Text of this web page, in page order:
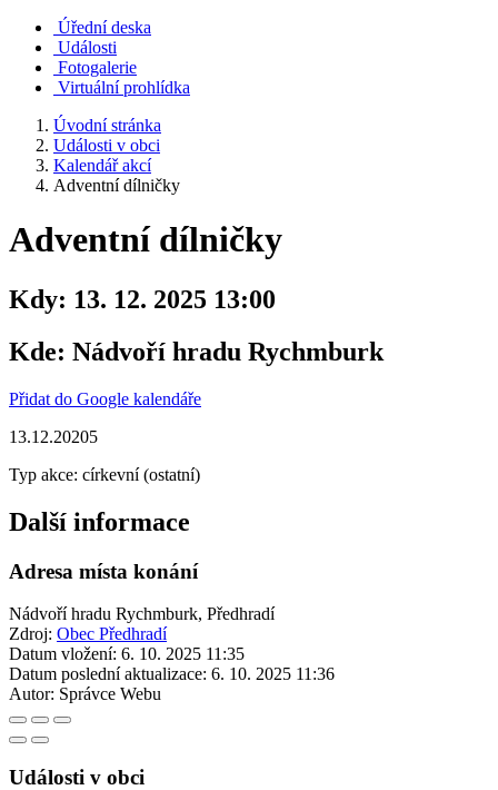
Úřední deska
Události
Fotogalerie
Virtuální prohlídka
Úvodní stránka
Události v obci
Kalendář akcí
Adventní dílničky
Adventní dílničky
Kdy: 13. 12. 2025 13:00
Kde: Nádvoří hradu Rychmburk
Přidat do Google kalendáře
13.12.20205
Typ akce: církevní (ostatní)
Další informace
Adresa místa konání
Nádvoří hradu Rychmburk, Předhradí
Zdroj: Obec Předhradí
Datum vložení: 6. 10. 2025 11:35
Datum poslední aktualizace: 6. 10. 2025 11:36
Autor: Správce Webu
Události v obci